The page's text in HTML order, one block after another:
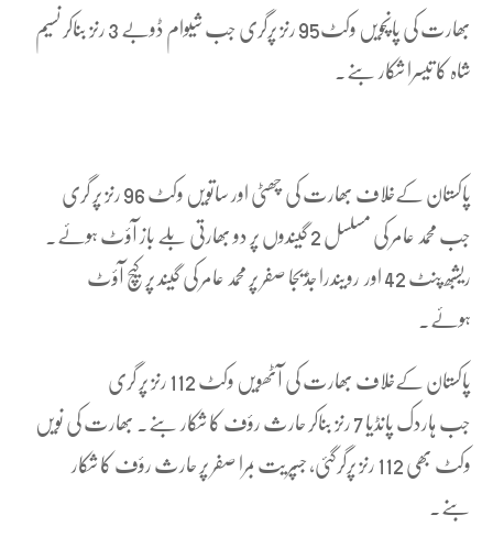
بھارت کی پانچویں وکٹ95 رنز پرگری جب شیوام ڈوبے 3 رنز بناکر نسیم
شاہ کا تیسرا شکار بنے۔
پاکستان کےخلاف بھارت کی چھٹی اور ساتویں وکٹ 96 رنز پر گری
جب محمد عامر کی مسلسل 2 گیندوں پر دو بھارتی بلے باز آؤٹ ہوئے۔
ریشبھ پنٹ 42 اور رویندرا جڈیجا صفر پر محمد عامر کی گیند پر کیچ آؤٹ
ہوئے۔
پاکستان کےخلاف بھارت کی آٹھویں وکٹ 112 رنز پر گری
جب ہاردک پانڈیا 7 رنز بناکر حارث رؤف کا شکار بنے۔ بھارت کی نویں
وکٹ بھی 112 رنز پرگرگئی، جسپریت بمرا صفر پر حارث رؤف کا شکار
بنے۔